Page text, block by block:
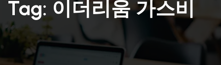
Tag: 이더리움 가스비